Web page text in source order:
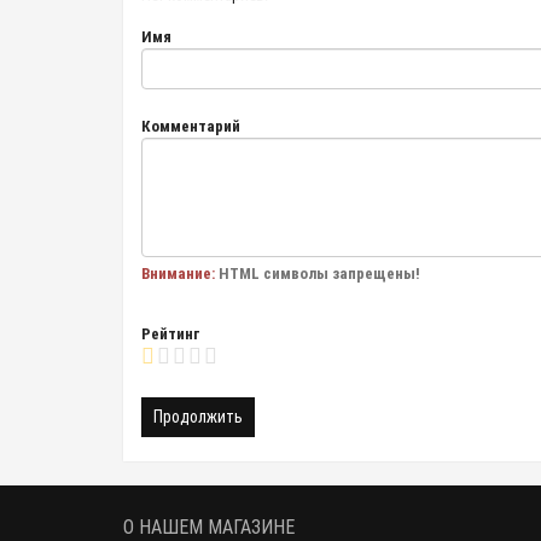
Имя
Комментарий
Внимание: HTML символы запрещены!
Рейтинг
Продолжить
О НАШЕМ МАГАЗИНЕ